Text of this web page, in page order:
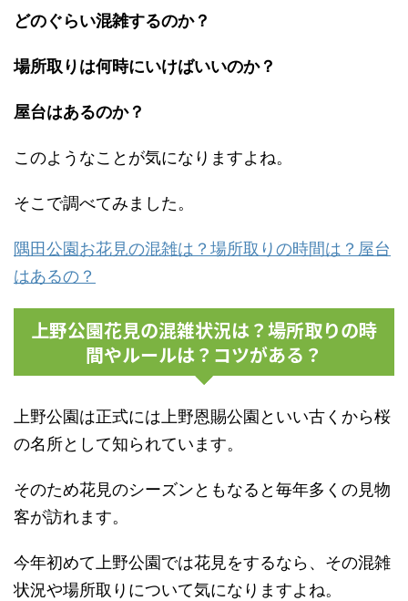
どのぐらい混雑するのか？
場所取りは何時にいけばいいのか？
屋台はあるのか？
このようなことが気になりますよね。
そこで調べてみました。
隅田公園お花見の混雑は？場所取りの時間は？屋台
はあるの？
上野公園花見の混雑状況は？場所取りの時
間やルールは？コツがある？
上野公園は正式には上野恩賜公園といい古くから桜
の名所として知られています。
そのため花見のシーズンともなると毎年多くの見物
客が訪れます。
今年初めて上野公園では花見をするなら、その混雑
状況や場所取りについて気になりますよね。